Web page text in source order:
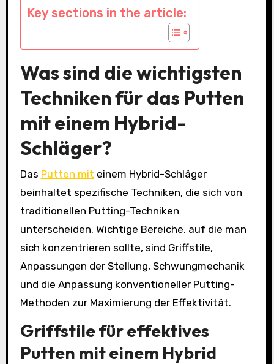
Key sections in the article:
Was sind die wichtigsten
Techniken für das Putten
mit einem Hybrid-
Schläger?
Das Putten mit einem Hybrid-Schläger
beinhaltet spezifische Techniken, die sich von
traditionellen Putting-Techniken
unterscheiden. Wichtige Bereiche, auf die man
sich konzentrieren sollte, sind Griffstile,
Anpassungen der Stellung, Schwungmechanik
und die Anpassung konventioneller Putting-
Methoden zur Maximierung der Effektivität.
Griffstile für effektives
Putten mit einem Hybrid